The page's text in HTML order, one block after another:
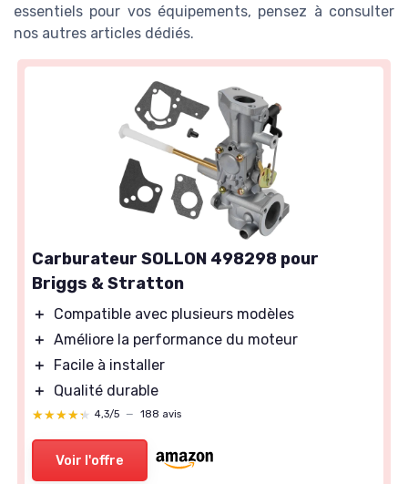
essentiels pour vos équipements, pensez à consulter
nos autres articles dédiés.
Carburateur SOLLON 498298 pour
Briggs & Stratton
＋
Compatible avec plusieurs modèles
＋ Améliore la performance du moteur
＋
Facile à installer
＋
Qualité durable
★★★★★
★★★★★ 4,3/5 — 188 avis
Voir l'offre